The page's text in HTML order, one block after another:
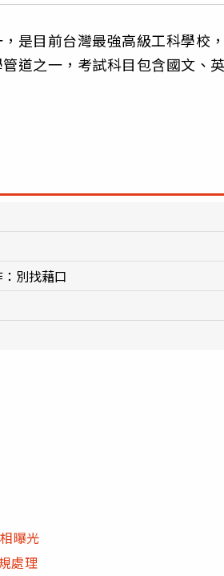
是目前台灣最強高級工科學校
道之一，考試科目包含國文、
別找藉口
曝光
處理